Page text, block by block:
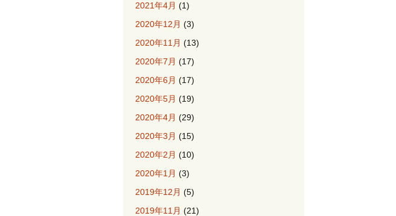
2021年4月 (1)
2020年12月 (3)
2020年11月 (13)
2020年7月 (17)
2020年6月 (17)
2020年5月 (19)
2020年4月 (29)
2020年3月 (15)
2020年2月 (10)
2020年1月 (3)
2019年12月 (5)
2019年11月 (21)